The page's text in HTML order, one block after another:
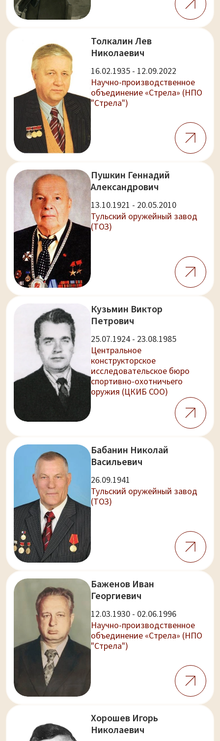
Толкалин Лев
Николаевич
16.02.1935 - 12.09.2022
Научно-производственное
объединение «Стрела» (НПО
"Стрела")
Пушкин Геннадий
Александрович
13.10.1921 - 20.05.2010
Тульский оружейный завод
(ТОЗ)
Кузьмин Виктор
Петрович
25.07.1924 - 23.08.1985
Центральное
конструкторское
исследовательское бюро
спортивно-охотничьего
оружия (ЦКИБ СОО)
Бабанин Николай
Васильевич
26.09.1941
Тульский оружейный завод
(ТОЗ)
Баженов Иван
Георгиевич
12.03.1930 - 02.06.1996
Научно-производственное
объединение «Стрела» (НПО
"Стрела")
Хорошев Игорь
Николаевич